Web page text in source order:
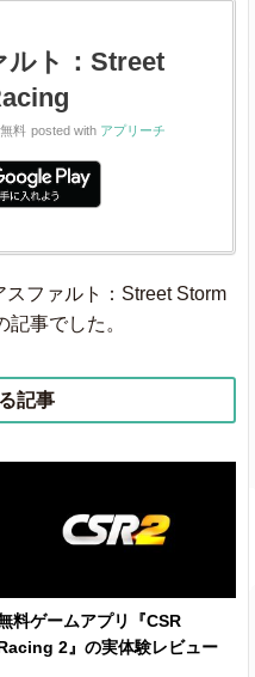
ルト：Street
無料 posted with アプリーチ
ファルト：Street Storm
事でした。
記事
料ゲームアプリ『CSR
2』の実体験レビュー